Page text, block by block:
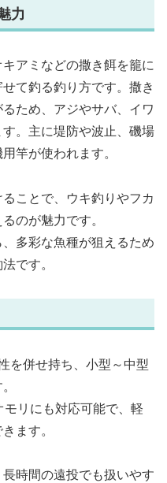
力
キアミなどの撒き餌を籠に
て釣る釣り方です。撒き
ため、アジやサバ、イワ
。主に堤防や波止、磯場
竿が使われます。
ことで、ウキ釣りやフカ
のが魅力です。
多彩な魚種が狙えるため
です。
を併せ持ち、小型～中型
リにも対応可能で、軽
ます。
時間の遠投でも扱いやす